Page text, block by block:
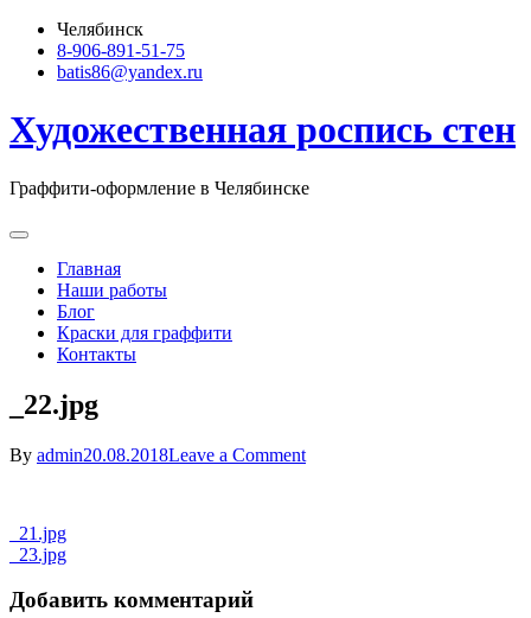
Skip
content
Челябинск
8-906-891-51-75
batis86@yandex.ru
Художественная роспись стен
Граффити-оформление в Челябинске
Главная
Наши работы
Блог
Краски для граффити
Контакты
_22.jpg
By admin20.08.2018Leave a Commenton
Навигация
по
записям
_21.jpg
_23.jpg
Добавить комментарий